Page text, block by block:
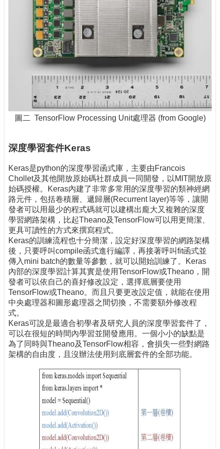
圖二 TensorFlow Processing Unit處理器 (from Google)
深度學習套件Keras
Keras是python的深度學習函式庫，主要由Francois
Chollet及其他開放原始碼社群成員一同開發，以MIT開放原
始碼授權。Keras內建了非常多常用的深度學習的類神經網
路元件，包括卷積層、遞歸層(Recurrent layer)等等，讓開
發者可以用最少的程式碼就可以建構出龐大又複雜的深度
學習網路架構，比起Theano及TensorFlow可以用更簡潔、
更具可讀性的方式來撰寫程式。
Keras的訓練流程也十分簡潔，設定好深度學習的網路架構
後，只要呼叫compile函式進行編譯，再接著呼叫fit函式並
傳入mini batch的數量等參數，就可以開始訓練了。Keras
內部的深度學習計算其實是使用TensorFlow或Theano，開
發者可以依自己的喜好修改設定，選擇底層要使用
TensorFlow或Theano。而且只要更改設定值，就能在使用
中央處理器和圖形處理器之間切換，不需要額外修改程
式。
Keras可說是最適合初學者及研究人員的深度學習套件了，
可以在很短的時間內學習並開發應用。一個小小的缺點是
為了同時與Theano及TensorFlow相容，會損失一些對網路
架構的自由度，且沒辦法使用到底層套件的全部功能。